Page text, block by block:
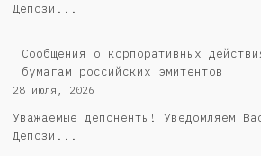
Депози...
Cообщения о корпоративных
бумагам российских эмитентов
28 июля, 2026
Уважаемые депоненты! Уведомляем
Депози...